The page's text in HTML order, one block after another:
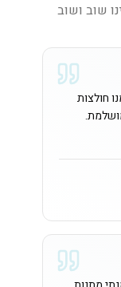
שוב ושוב
חולצות